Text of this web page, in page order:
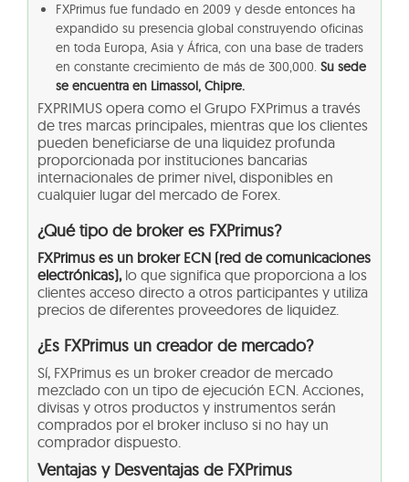
FXPrimus fue fundado en 2009 y desde entonces ha
expandido su presencia global construyendo oficinas
en toda Europa, Asia y África, con una base de traders
en constante crecimiento de más de 300,000. Su sede
se encuentra en Limassol, Chipre.
FXPRIMUS opera como el Grupo FXPrimus a través
de tres marcas principales, mientras que los clientes
pueden beneficiarse de una liquidez profunda
proporcionada por instituciones bancarias
internacionales de primer nivel, disponibles en
cualquier lugar del mercado de Forex.
¿Qué tipo de broker es FXPrimus?
FXPrimus es un broker ECN (red de comunicaciones
electrónicas),lo que significa que proporciona a los
clientes acceso directo a otros participantes y utiliza
precios de diferentes proveedores de liquidez.
¿Es FXPrimus un creador de mercado?
Sí, FXPrimus es un broker creador de mercado
mezclado con un tipo de ejecución ECN. Acciones,
divisas y otros productos y instrumentos serán
comprados por el broker incluso si no hay un
comprador dispuesto.
Ventajas y Desventajas de FXPrimus